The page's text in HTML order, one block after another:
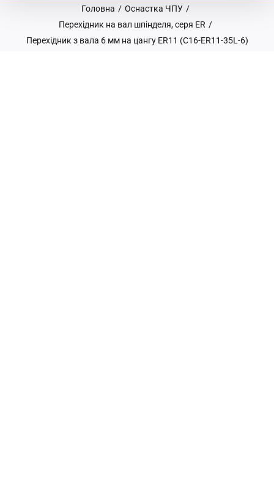
Головна / Оснастка ЧПУ /
Перехідник на вал шпінделя, серя ER /
Перехідник з вала 6 мм на цангу ER11 (С16-ER11-35L-6)